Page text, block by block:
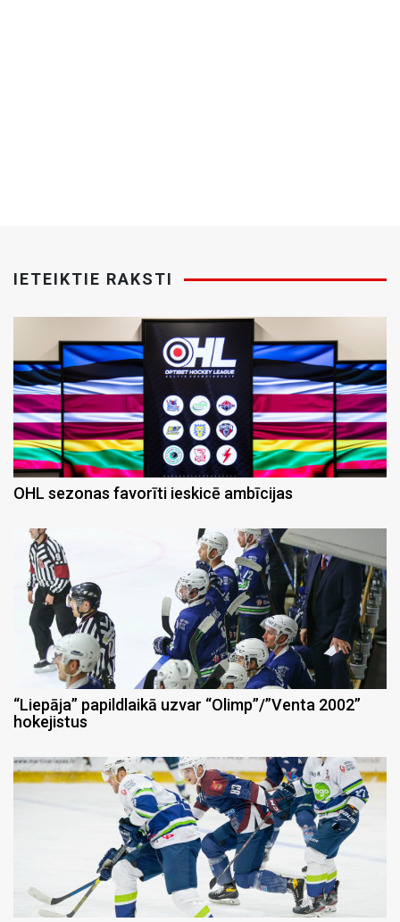
IETEIKTIE RAKSTI
OHL sezonas favorīti ieskicē ambīcijas
“Liepāja” papildlaikā uzvar “Olimp”/”Venta 2002”
hokejistus